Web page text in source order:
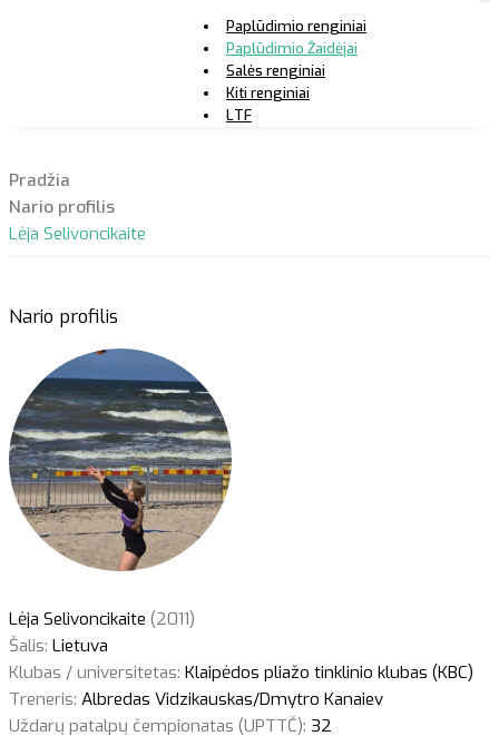
Paplūdimio renginiai
Paplūdimio Žaidėjai
Salės renginiai
Kiti renginiai
LTF
Pradžia
Nario profilis
Lėja Selivoncikaite
Nario profilis
Lėja Selivoncikaite (2011)
Šalis: Lietuva
Klubas / universitetas: Klaipėdos pliažo tinklinio klubas (KBC)
Treneris: Albredas Vidzikauskas/Dmytro Kanaiev
Uždarų patalpų čempionatas (UPTTČ): 32